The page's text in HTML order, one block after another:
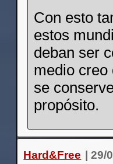
Con esto
estos
deban ser
medio creo
se
propósito.
Hard&Free |29/